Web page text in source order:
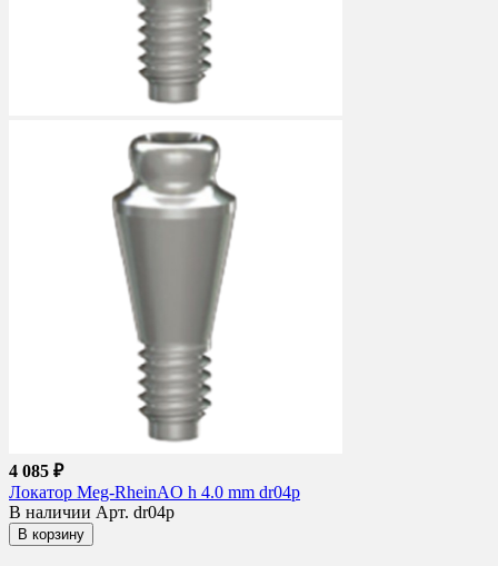
4 085 ₽
Локатор Meg-RheinAO h 4.0 mm dr04p
В наличии Арт. dr04p
В корзину